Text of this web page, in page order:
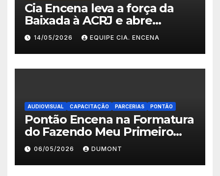
Cia Encena leva a força da
Baixada à ACRJ e abre
inscrições para a 2ª turma do
Fazendo Meu Primeiro Filme”
em Nova Iguaçu
14/05/2026 EQUIPE CIA. ENCENA
AUDIOVISUAL CAPACITAÇÃO PARCERIAS PONTÃO
Pontão Encena na Formatura
do Fazendo Meu Primeiro
Filme no Degase Belford
Roxo e reforça as inscrições
abertas em Nova Iguaçu
06/05/2026 DUMONT